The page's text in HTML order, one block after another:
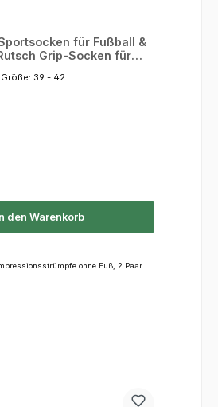
für Fußball &
Grip-Socken für
Größe: 39 - 42
den Warenkorb